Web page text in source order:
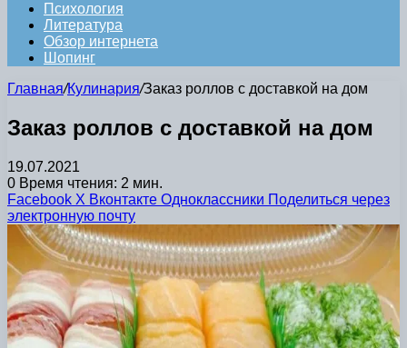
Психология
Литература
Обзор интернета
Шопинг
Главная/Кулинария/Заказ роллов с доставкой на дом
Заказ роллов с доставкой на дом
19.07.2021
0 Время чтения: 2 мин.
Facebook X Вконтакте Одноклассники Поделиться через
электронную почту